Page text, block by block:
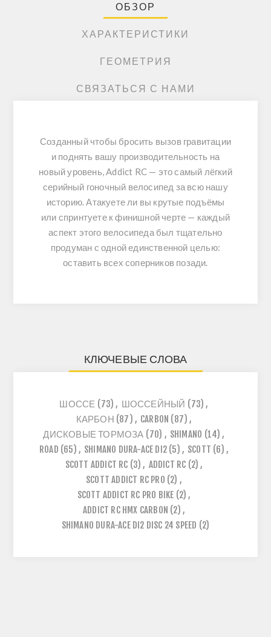
ОБЗОР
ХАРАКТЕРИСТИКИ
ГЕОМЕТРИЯ
СВЯЗАТЬСЯ С НАМИ
Созданный чтобы бросить вызов гравитации
и поднять вашу производительность на
новый уровень, Addict RC — это самый лёгкий
серийный гоночный велосипед за всю нашу
историю.Атакуете ли вы крутые подъёмы
или спринтуете к финишной черте — каждый
аспект этого велосипеда был тщательно
продуман с одной единственной целью:
оставить всех соперников позади.
КЛЮЧЕВЫЕ СЛОВА
ШОССЕ (73) , ШОССЕЙНЫЙ (73) ,
КАРБОН (87) , CARBON (87) ,
ДИСКОВЫЕ ТОРМОЗА (70) , SHIMANO (14) ,
ROAD (65) , SHIMANO DURA-ACE DI2 (5) , SCOTT (6) ,
SCOTT ADDICT RC (3) , ADDICT RC (2) ,
SCOTT ADDICT RC PRO (2) ,
SCOTT ADDICT RC PRO BIKE (2) ,
ADDICT RC HMX CARBON (2) ,
SHIMANO DURA-ACE DI2 DISC 24 SPEED (2)